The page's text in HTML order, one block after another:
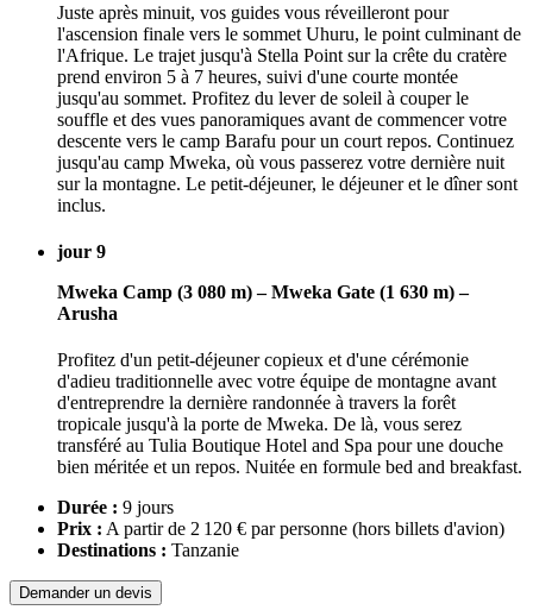
Juste après minuit, vos guides vous réveilleront pour
l'ascension finale vers le sommet Uhuru, le point culminant de
l'Afrique. Le trajet jusqu'à Stella Point sur la crête du cratère
prend environ 5 à 7 heures, suivi d'une courte montée
jusqu'au sommet. Profitez du lever de soleil à couper le
souffle et des vues panoramiques avant de commencer votre
descente vers le camp Barafu pour un court repos. Continuez
jusqu'au camp Mweka, où vous passerez votre dernière nuit
sur la montagne. Le petit-déjeuner, le déjeuner et le dîner sont
inclus.
jour 9
Mweka Camp (3 080 m) – Mweka Gate (1 630 m) –
Arusha
Profitez d'un petit-déjeuner copieux et d'une cérémonie
d'adieu traditionnelle avec votre équipe de montagne avant
d'entreprendre la dernière randonnée à travers la forêt
tropicale jusqu'à la porte de Mweka. De là, vous serez
transféré au Tulia Boutique Hotel and Spa pour une douche
bien méritée et un repos. Nuitée en formule bed and breakfast.
Durée : 9 jours
Prix : A partir de 2 120 € par personne (hors billets d'avion)
Destinations : Tanzanie
Demander un devis